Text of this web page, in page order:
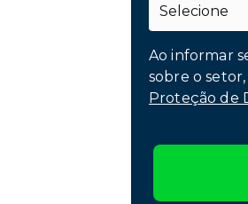
Ao informar
sobre o
Proteção de